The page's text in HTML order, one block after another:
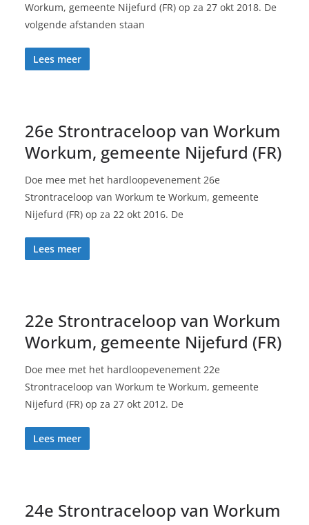
Workum, gemeente Nijefurd (FR) op za 27 okt 2018. De
volgende afstanden staan
Lees meer
26e Strontraceloop van Workum
Workum, gemeente Nijefurd (FR)
Doe mee met het hardloopevenement 26e
Strontraceloop van Workum te Workum, gemeente
Nijefurd (FR) op za 22 okt 2016. De
Lees meer
22e Strontraceloop van Workum
Workum, gemeente Nijefurd (FR)
Doe mee met het hardloopevenement 22e
Strontraceloop van Workum te Workum, gemeente
Nijefurd (FR) op za 27 okt 2012. De
Lees meer
24e Strontraceloop van Workum